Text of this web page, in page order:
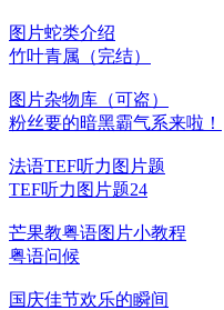
图片蛇类介绍
竹叶青属（完结）
图片杂物库（可盗）
粉丝要的暗黑霸气系来啦！
法语TEF听力图片题
TEF听力图片题24
芒果教粤语图片小教程
粤语问候
国庆佳节欢乐的瞬间